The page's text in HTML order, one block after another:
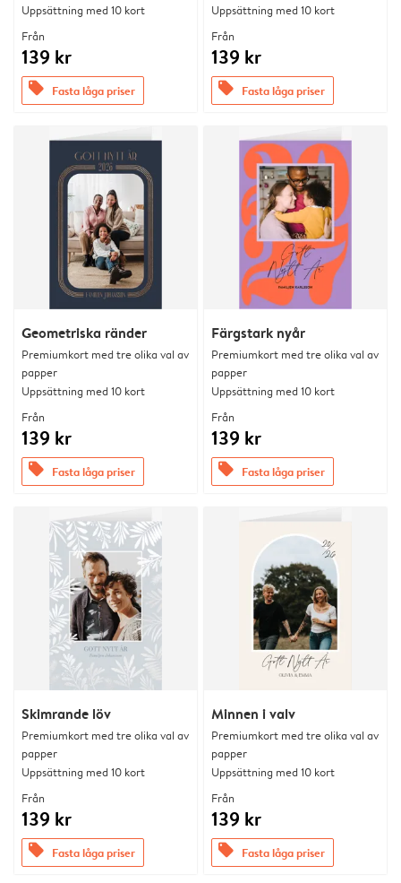
Uppsättning med 10 kort
Från
139 kr
offers Fasta låga priser
Uppsättning med 10 kort
Från
139 kr
offers Fasta låga priser
Geometriska ränder
Premiumkort med tre olika val av
papper
Uppsättning med 10 kort
Från
139 kr
offers Fasta låga priser
Färgstark nyår
Premiumkort med tre olika val av
papper
Uppsättning med 10 kort
Från
139 kr
offers Fasta låga priser
Skimrande löv
Premiumkort med tre olika val av
papper
Uppsättning med 10 kort
Från
139 kr
offers Fasta låga priser
Minnen i valv
Premiumkort med tre olika val av
papper
Uppsättning med 10 kort
Från
139 kr
offers Fasta låga priser